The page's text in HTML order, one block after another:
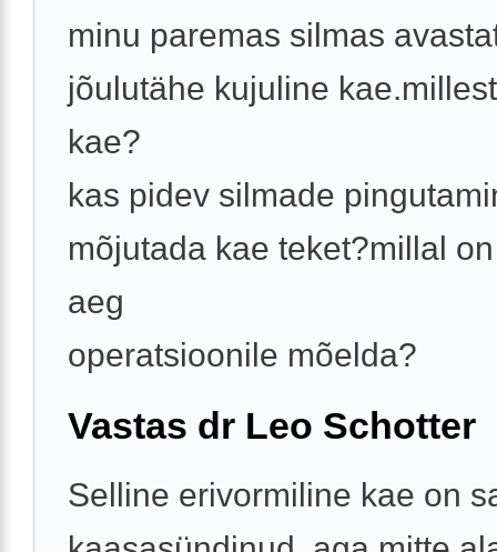
minu paremas silmas
jõulutähe kujuline
kae?
kas pidev silmade
mõjutada kae teket?millal
aeg
operatsioonile mõelda?
Vastas dr Leo Schotter
Selline erivormiline kae on